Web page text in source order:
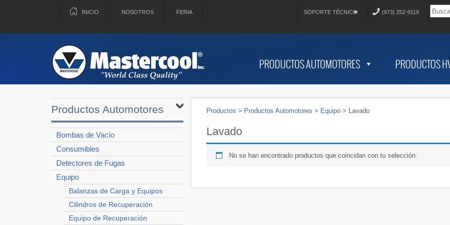
INICIO NOSOTROS FERIA SOPORTE TÉCNICO (973) 252-9119
PRODUCTOS AUTOMOTORES PRODUCTOS
Productos Automotores
Bombas de Vacío
Consumibles
Detectores de Fugas
Equipo
Balanzas de Carga y Equipos
Cilindros de Recuperación
Equipo de Recuperación
Productos > Productos Automotores > Equipo> Lavado
Lavado
No se han encontrado productos que coincidan con tu selección.